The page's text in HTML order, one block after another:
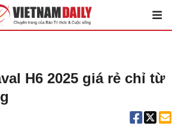
H6 2025 giá rẻ chỉ từ